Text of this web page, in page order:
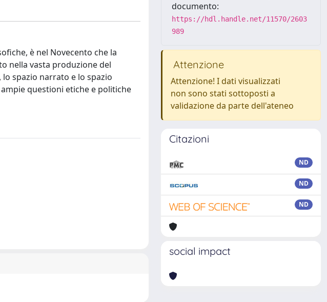
è nel Novecento che la
nella vasta produzione del
spazio narrato e lo spazio
questioni etiche e politiche
documento:
https://hdl.handle.net/11570/2603
989
Attenzione
Attenzione! I dati visualizzati
non sono stati sottoposti a
validazione da parte dell'ateneo
Citazioni
ND
ND
ND
social impact